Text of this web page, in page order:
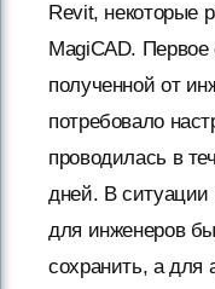
Revit, некоторые
MagiCAD. Первое
полученной от
потребовало
проводилась в
дней. В ситуации
для инженеров
сохранить, а для